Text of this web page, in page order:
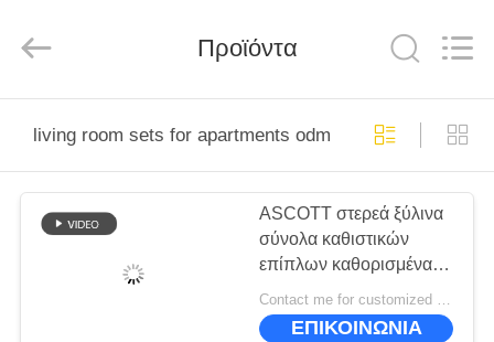
ΠΡΟΪΌΝΤΑ
Rights
Προϊόντα
living room sets for apartments odm
ASCOTT στερεά ξύλινα
σύνολα καθιστικών
επίπλων καθορισμένα
για το ODM
διαμερισμάτων
Contact me for customized MOQ:10
ΕΠΙΚΟΙΝΩΝΙΑ